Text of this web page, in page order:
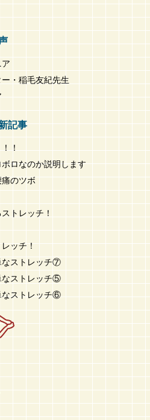
・稲毛友紀先生
記事
！
ロなのか説明します
のツボ
トレッチ！
ッチ！
なストレッチ⑦
なストレッチ⑤
なストレッチ⑥